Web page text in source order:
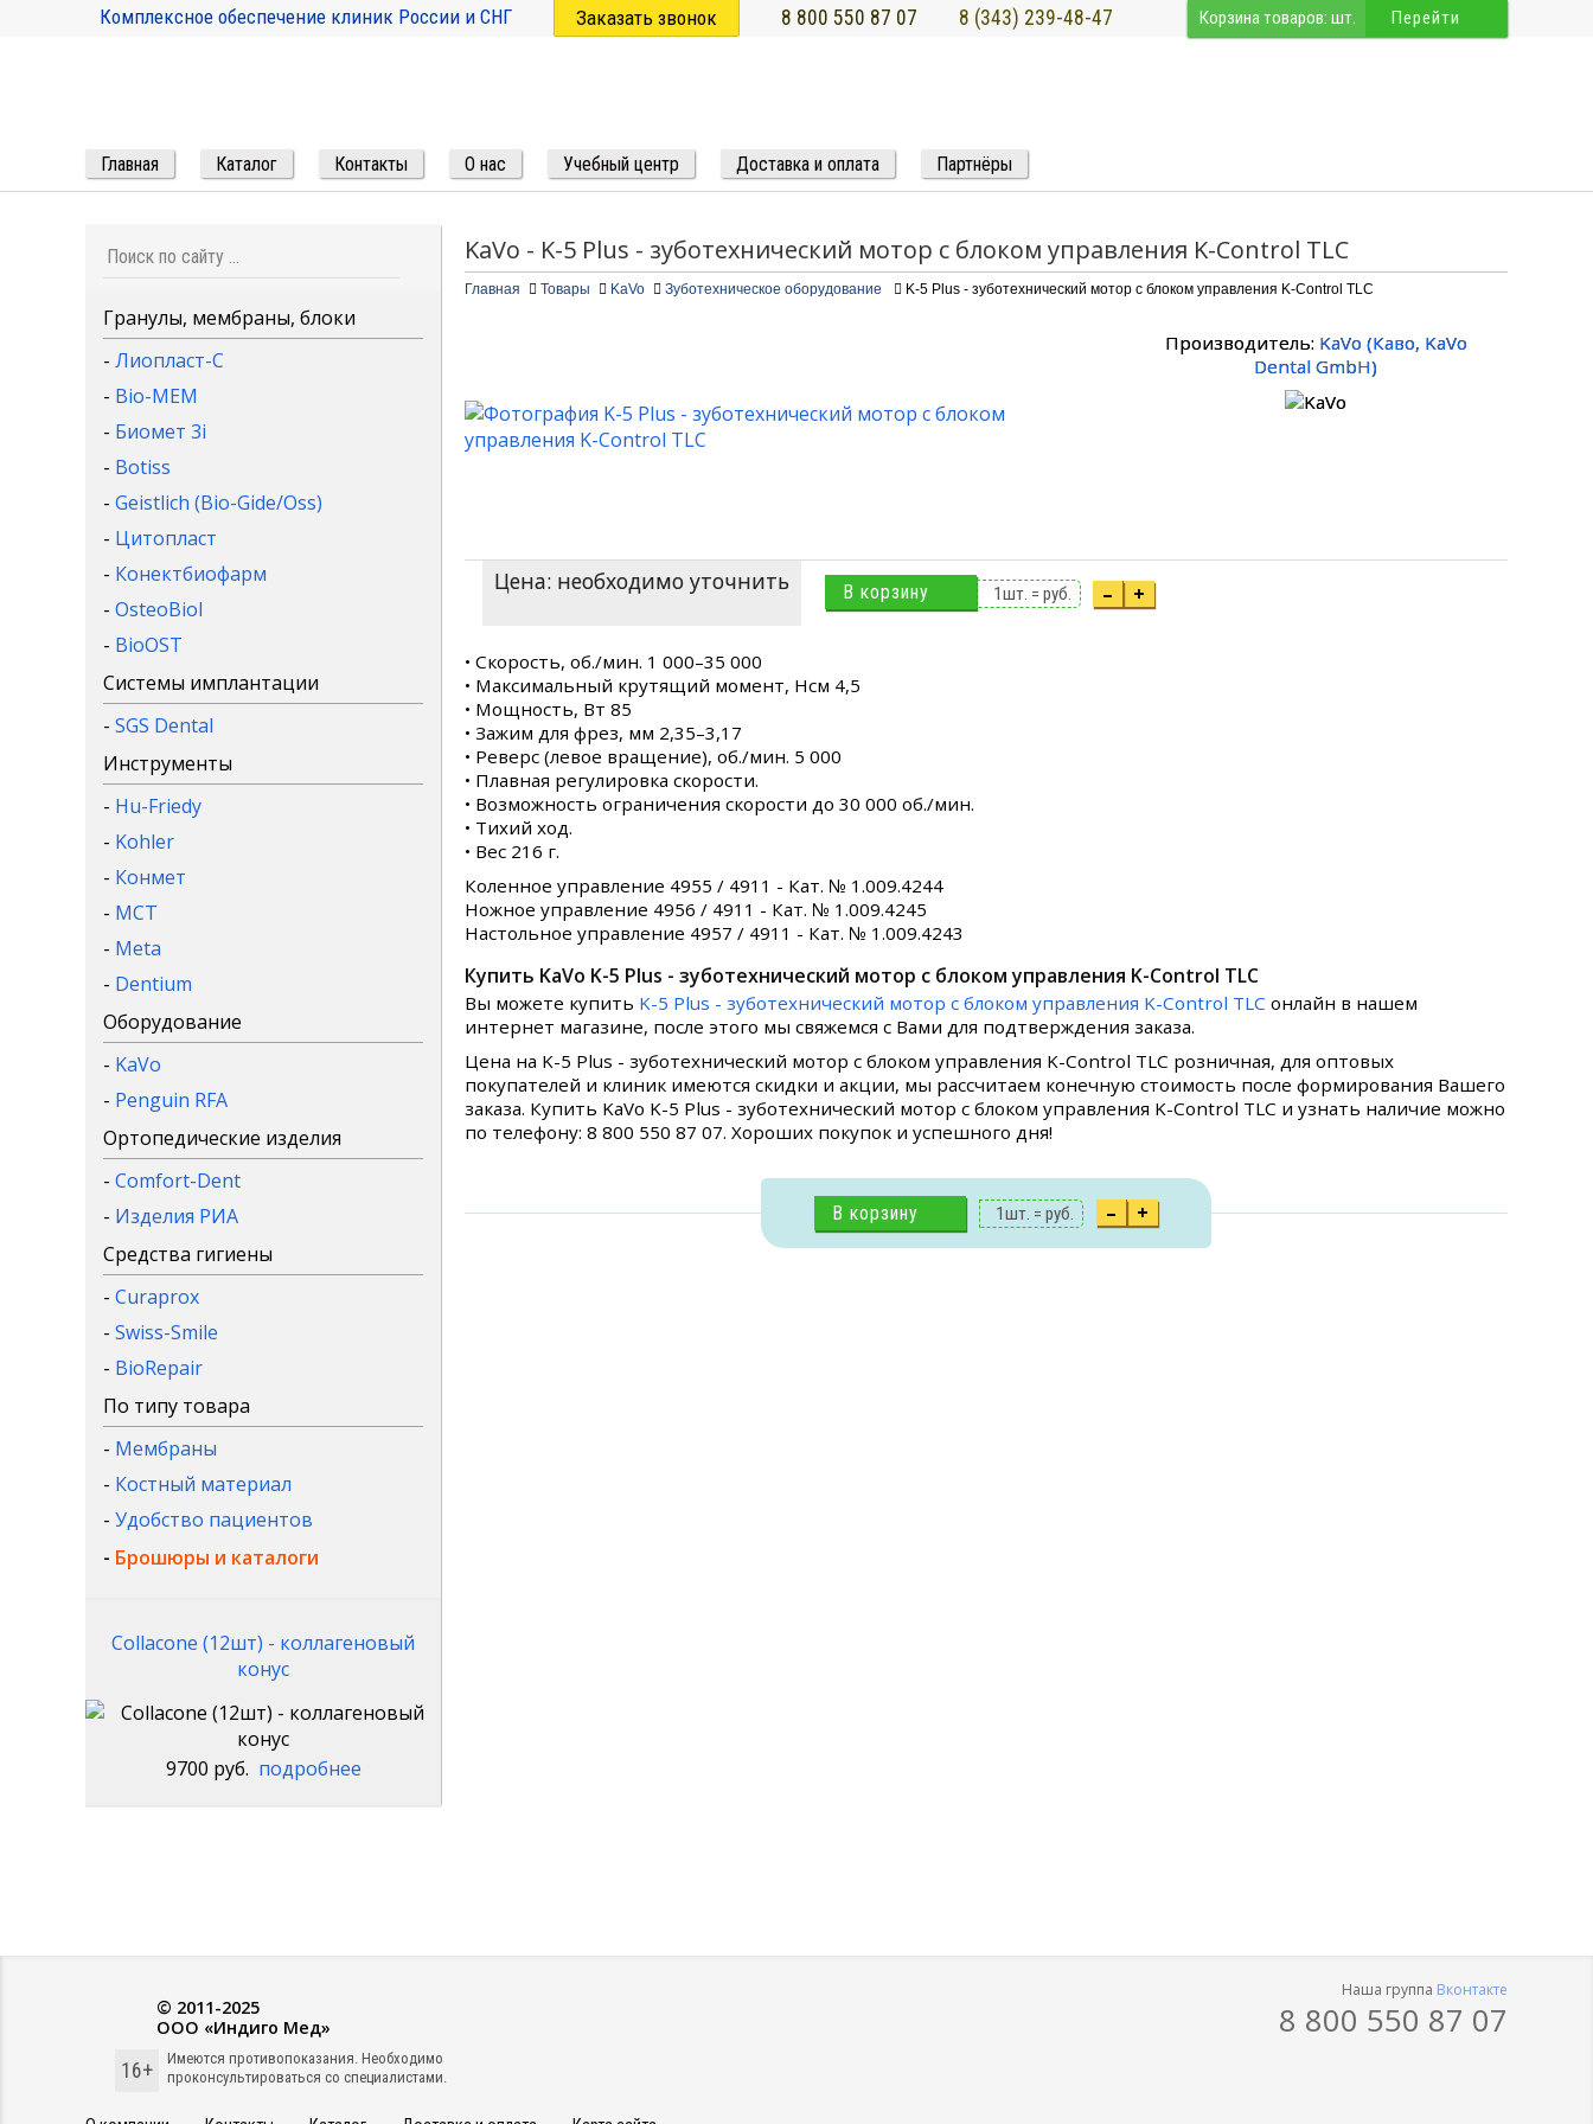
Перейти
Корзина товаров: шт.
Комплексное обеспечение клиник России и СНГ Заказать звонок 8 800 550 87 07 8 (343) 239-48-47
Главная Каталог Контакты О нас Учебный центр Доставка и оплата Партнёры
KaVo - K-5 Plus - зуботехнический мотор с блоком управления K-Control TLC
Главная Товары KaVo Зуботехническое оборудование K-5 Plus - зуботехнический мотор с блоком управления K-Control TLC
Производитель: KaVo (Каво, KaVo
Dental GmbH)
Цена: необходимо уточнить В корзину 1шт. = руб. – +
• Скорость, об./мин. 1 000–35 000
• Максимальный крутящий момент, Нсм 4,5
• Мощность, Вт 85
• Зажим для фрез, мм 2,35–3,17
• Реверс (левое вращение), об./мин. 5 000
• Плавная регулировка скорости.
• Возможность ограничения скорости до 30 000 об./мин.
• Тихий ход.
• Вес 216 г.
Коленное управление 4955 / 4911 - Кат. № 1.009.4244
Ножное управление 4956 / 4911 - Кат. № 1.009.4245
Настольное управление 4957 / 4911 - Кат. № 1.009.4243
Купить KaVo K-5 Plus - зуботехнический мотор с блоком управления K-Control TLC
Вы можете купить K-5 Plus - зуботехнический мотор с блоком управления K-Control TLC онлайн в нашем
интернет магазине, после этого мы свяжемся с Вами для подтверждения заказа.
Цена на K-5 Plus - зуботехнический мотор с блоком управления K-Control TLC розничная, для оптовых
покупателей и клиник имеются скидки и акции, мы рассчитаем конечную стоимость после формирования Вашего
заказа. Купить KaVo K-5 Plus - зуботехнический мотор с блоком управления K-Control TLC и узнать наличие можно
по телефону: 8 800 550 87 07. Хороших покупок и успешного дня!
В корзину 1 шт. = руб. – +
Гранулы, мембраны, блоки
- Лиопласт-С
- Bio-MEM
- Биомет 3i
- Botiss
- Geistlich (Bio-Gide/Oss)
- Цитопласт
- Конектбиофарм
- OsteoBiol
- BioOST
Системы имплантации
- SGS Dental
Инструменты
- Hu-Friedy
- Kohler
- Конмет
- MCT
- Meta
- Dentium
Оборудование
- KaVo
- Penguin RFA
Ортопедические изделия
- Comfort-Dent
- Изделия РИА
Средства гигиены
- Curaprox
- Swiss-Smile
- BioRepair
По типу товара
- Мембраны
- Костный материал
- Удобство пациентов
- Брошюры и каталоги
Collacone (12шт) - коллагеновый
конус
9700 руб. подробнее
Наша группа Вконтакте
8 800 550 87 07
© 2011-2025
ООО «Индиго Мед»
16+
Имеются противопоказания. Необходимо
проконсультироваться со специалистами.